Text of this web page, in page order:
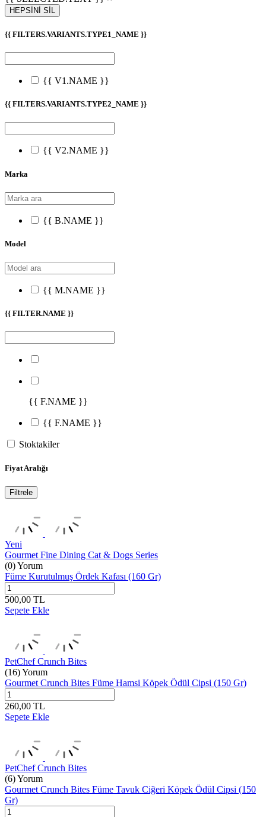
HEPSİNİ SİL
{{ FILTERS.VARIANTS.TYPE1_NAME }}
{{ V1.NAME }}
{{ FILTERS.VARIANTS.TYPE2_NAME }}
{{ V2.NAME }}
Marka
{{ B.NAME }}
Model
{{ M.NAME }}
{{ FILTER.NAME }}
{{ F.NAME }}
{{ F.NAME }}
Stoktakiler
Fiyat Aralığı
Filtrele
Yeni
Gourmet Fine Dining Cat & Dogs Series
(0) Yorum
Füme Kurutulmuş Ördek Kafası (160 Gr)
500,00 TL
Sepete Ekle
PetChef Crunch Bites
(16) Yorum
Gourmet Crunch Bites Füme Hamsi Köpek Ödül Cipsi (150 Gr)
260,00 TL
Sepete Ekle
PetChef Crunch Bites
(6) Yorum
Gourmet Crunch Bites Füme Tavuk Ciğeri Köpek Ödül Cipsi (150
Gr)